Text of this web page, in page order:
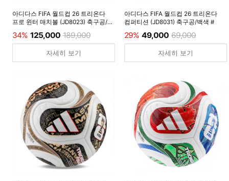
아디다스 FIFA 월드컵 26 트리온다
프로 윈터 매치볼 (JD8023) 축구공/
34% 125,000 189,000
자세히 보기
아디다스 FIFA 월드컵 26 트리온다
컴퍼티션 (JD8031) 축구공/백색 #
29% 49,000 69,000
자세히 보기